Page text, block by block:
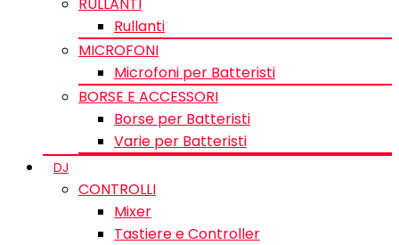
Rullanti
MICROFONI
Microfoni per Batteristi
BORSE E ACCESSORI
Borse per Batteristi
Varie per Batteristi
DJ
CONTROLLI
Mixer
Tastiere e Controller